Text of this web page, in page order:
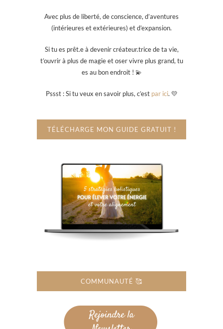
Avec plus de liberté, de conscience, d’aventures
(intérieures et extérieures) et d’expansion.
Si tu es prêt.e à devenir créateur.trice de ta vie,
t’ouvrir à plus de magie et oser vivre plus grand, tu
es au bon endroit ! 💫
Pssst : Si tu veux en savoir plus, c’est par ici. 💛
TÉLÉCHARGE MON GUIDE GRATUIT !
COMMUNAUTÉ 🥰